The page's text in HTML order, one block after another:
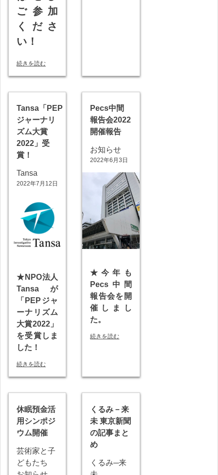
ご参加
くださ
い！
続きを読む
Tansa「PEP
ジャーナリ
ズム大賞
2022」受
賞！
Tansa
2022年7月12日
★NPO法人
Tansaが
「PEPジャ
ーナリズム
大賞2022」
を受賞しま
した！
続きを読む
Pecs中間
報告会2022
開催報告
お知らせ
2022年6月3日
★今年も
Pecs中間
報告会を開
催しまし
た。
続きを読む
休眠預金活
用シンポジ
ウム開催
芸術家と子
どもたち
くるみ－来
未 東京新聞
の記事まと
め
くるみ─来